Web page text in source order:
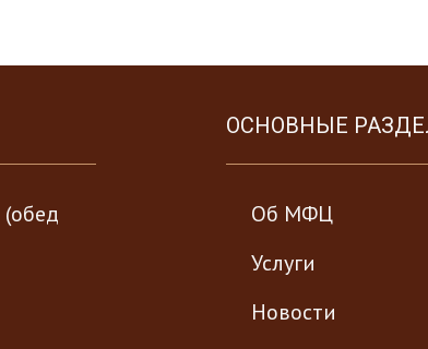
(обед
ОСНОВНЫЕ
Об МФЦ
Услуги
Новости